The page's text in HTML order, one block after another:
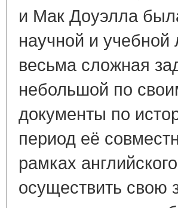
и Мак Доуэлла
научной и
весьма сложная
небольшой по
документы по
период её
рамках
осуществить свою